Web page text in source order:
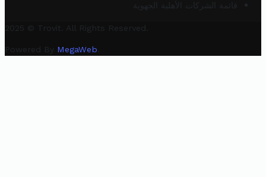
قائمة الشركات الأهلية الجهوية
2025 © Trovit. All Rights Reserved.
Powered By MegaWeb